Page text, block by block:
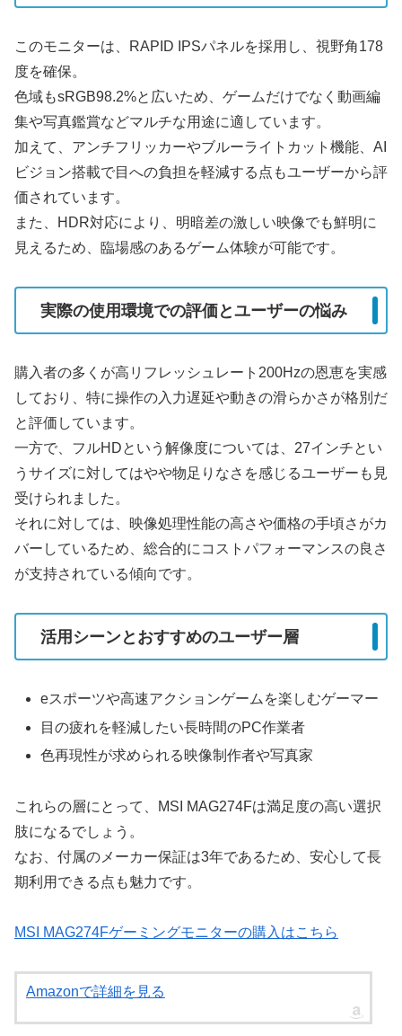
このモニターは、RAPID IPSパネルを採用し、視野角178
度を確保。
色域もsRGB98.2%と広いため、ゲームだけでなく動画編
集や写真鑑賞などマルチな用途に適しています。
加えて、アンチフリッカーやブルーライトカット機能、AI
ビジョン搭載で目への負担を軽減する点もユーザーから評
価されています。
また、HDR対応により、明暗差の激しい映像でも鮮明に
見えるため、臨場感のあるゲーム体験が可能です。
実際の使用環境での評価とユーザーの悩み
購入者の多くが高リフレッシュレート200Hzの恩恵を実感
しており、特に操作の入力遅延や動きの滑らかさが格別だ
と評価しています。
一方で、フルHDという解像度については、27インチとい
うサイズに対してはやや物足りなさを感じるユーザーも見
受けられました。
それに対しては、映像処理性能の高さや価格の手頃さがカ
バーしているため、総合的にコストパフォーマンスの良さ
が支持されている傾向です。
活用シーンとおすすめのユーザー層
eスポーツや高速アクションゲームを楽しむゲーマー
目の疲れを軽減したい長時間のPC作業者
色再現性が求められる映像制作者や写真家
これらの層にとって、MSI MAG274Fは満足度の高い選択
肢になるでしょう。
なお、付属のメーカー保証は3年であるため、安心して長
期利用できる点も魅力です。
MSI MAG274Fゲーミングモニターの購入はこちら
Amazonで詳細を見る